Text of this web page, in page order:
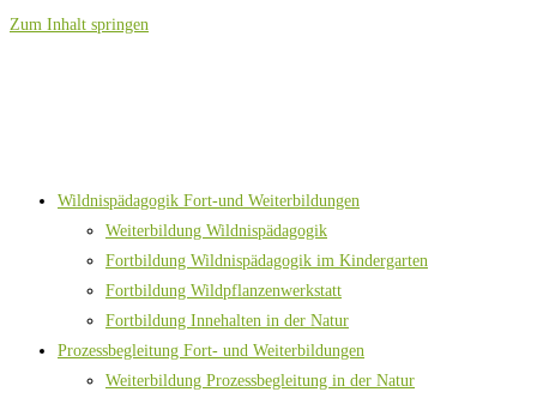
Zum Inhalt springen
Wildnispädagogik Fort-und Weiterbildungen
Weiterbildung Wildnispädagogik
Fortbildung Wildnispädagogik im Kindergarten
Fortbildung Wildpflanzenwerkstatt
Fortbildung Innehalten in der Natur
Prozessbegleitung Fort- und Weiterbildungen
Weiterbildung Prozessbegleitung in der Natur